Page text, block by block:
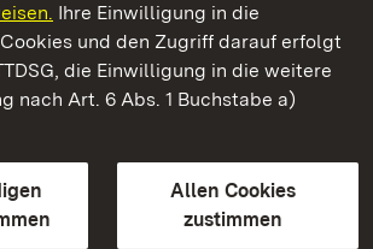
Ihre Einwilligung in die
und den Zugriff darauf erfolgt
die Einwilligung in die weitere
nach Art. 6 Abs. 1 Buchstabe a)
Allen Cookies
zustimmen
Schwetzingen
und Gärten Baden-Württemberg
Leichte Sprache
Seiten)